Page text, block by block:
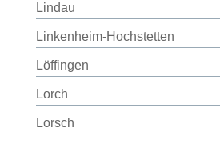
Lindau
Linkenheim-Hochstetten
Löffingen
Lorch
Lorsch